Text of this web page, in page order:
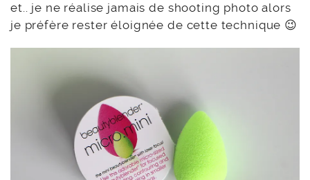
et.. je ne réalise jamais de shooting photo alors
je préfère rester éloignée de cette technique 😉